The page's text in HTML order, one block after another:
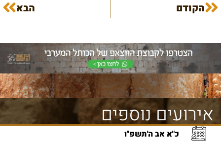
הקודם הבא
אירועים נוספים
כ"א אב ה'תשפ"ו